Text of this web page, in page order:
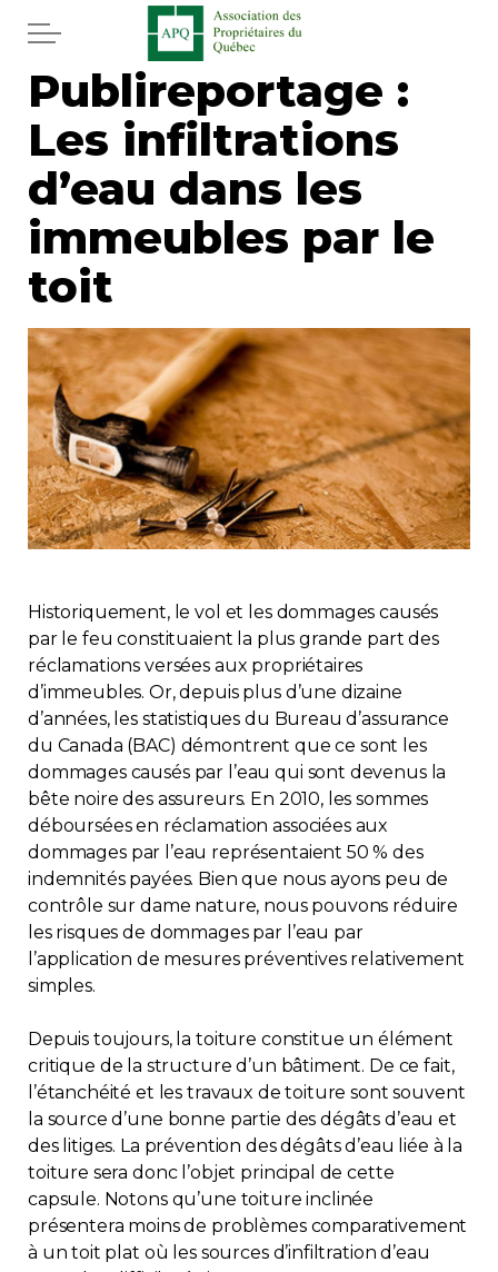
Aller au contenu principal
Accueil
Services
Actualités
Journal
Juridique
Mot de l'éditeur
Divers
Immobilier
Copropriété
Environnement
Rabais APQ
App APQ
Médias
FAQ
Zone Membres
Adhésion
Publireportage :
Les infiltrations
d’eau dans les
immeubles par le
toit
Historiquement, le vol et les dommages causés
par le feu constituaient la plus grande part des
réclamations versées aux propriétaires
d’immeubles. Or, depuis plus d’une dizaine
d’années, les statistiques du Bureau d’assurance
du Canada (BAC) démontrent que ce sont les
dommages causés par l’eau qui sont devenus la
bête noire des assureurs. En 2010, les sommes
déboursées en réclamation associées aux
dommages par l’eau représentaient 50 % des
indemnités payées. Bien que nous ayons peu de
contrôle sur dame nature, nous pouvons réduire
les risques de dommages par l’eau par
l’application de mesures préventives relativement
simples.
Depuis toujours, la toiture constitue un élément
critique de la structure d’un bâtiment. De ce fait,
l’étanchéité et les travaux de toiture sont souvent
la source d’une bonne partie des dégâts d’eau et
des litiges. La prévention des dégâts d’eau liée à la
toiture sera donc l’objet principal de cette
capsule. Notons qu’une toiture inclinée
présentera moins de problèmes comparativement
à un toit plat où les sources d’infiltration d’eau